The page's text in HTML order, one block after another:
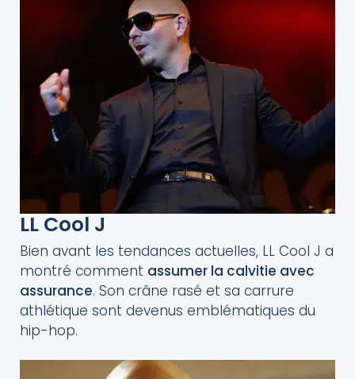
LL Cool J
Bien avant les tendances actuelles, LL Cool J a
montré comment assumer la calvitie avec
assurance. Son crâne rasé et sa carrure
athlétique sont devenus emblématiques du
hip-hop.